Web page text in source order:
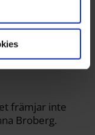
kan rektor styra
mindre
främjar inte
Broberg.